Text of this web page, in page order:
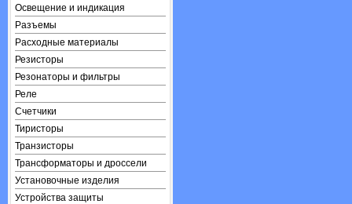
Освещение и индикация
Разъемы
Расходные материалы
Резисторы
Резонаторы и фильтры
Реле
Счетчики
Тиристоры
Транзисторы
Трансформаторы и дроссели
Установочные изделия
Устройства защиты